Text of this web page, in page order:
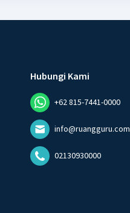
Hubungi Kami
+62 815-7441-0000
info@ruangguru.com
02130930000